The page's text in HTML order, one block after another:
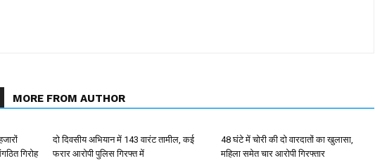
MORE FROM AUTHOR
गिरोह
दो दिवसीय अभियान में 143 वारंट तामील, कई
फरार आरोपी पुलिस गिरफ्त में
48 घंटे में चोरी की दो वारदातों का खुलासा,
महिला समेत चार आरोपी गिरफ्तार